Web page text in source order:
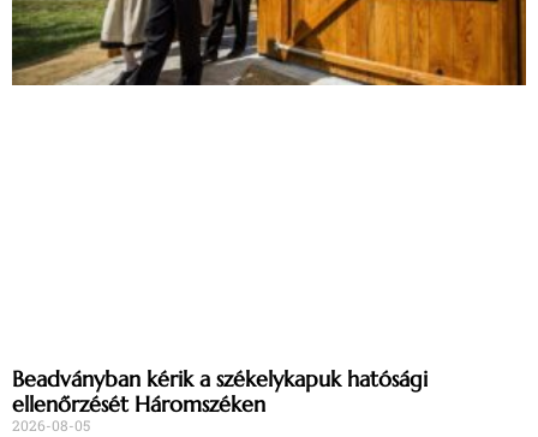
Beadványban kérik a székelykapuk hatósági
ellenőrzését Háromszéken
2026-08-05